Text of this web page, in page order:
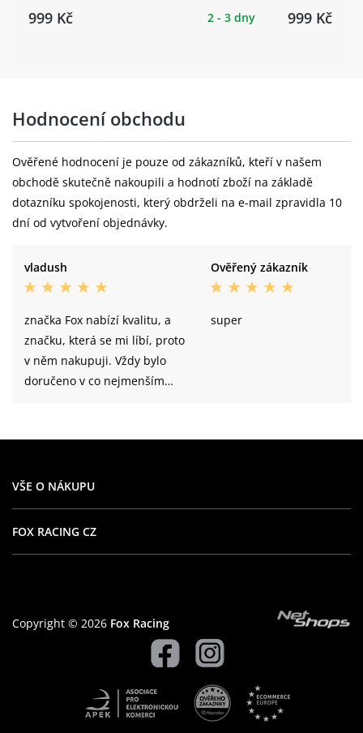
999 Kč 2 - 3 dny 999 Kč
Hodnocení obchodu
Ověřené hodnocení je pouze od zákazníků, kteří v našem
obchodě skutečně nakoupili a hodnotí zboží na základě
dotazníku spokojenosti, který obdrželi na e-mail zpravidla 10
dní od vytvoření objednávky.
vladush
značka Fox nabízí kvalitu, a
značku, která se mi líbí, proto
v něm nakupuji. Vždy bylo
doručeno v co nejmenším
zaměstnanců i když jen přes
Doporučuji vždy když si
Ověřený zákazník
super
VŠE O NÁKUPU
FOX RACING CZ
Copyright © 2026 Fox Racing